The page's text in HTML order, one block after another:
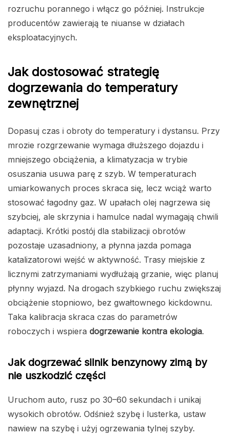
rozruchu porannego i włącz go później. Instrukcje
producentów zawierają te niuanse w działach
eksploatacyjnych.
Jak dostosować strategię
dogrzewania do temperatury
zewnętrznej
Dopasuj czas i obroty do temperatury i dystansu. Przy
mrozie rozgrzewanie wymaga dłuższego dojazdu i
mniejszego obciążenia, a klimatyzacja w trybie
osuszania usuwa parę z szyb. W temperaturach
umiarkowanych proces skraca się, lecz wciąż warto
stosować łagodny gaz. W upałach olej nagrzewa się
szybciej, ale skrzynia i hamulce nadal wymagają chwili
adaptacji. Krótki postój dla stabilizacji obrotów
pozostaje uzasadniony, a płynna jazda pomaga
katalizatorowi wejść w aktywność. Trasy miejskie z
licznymi zatrzymaniami wydłużają grzanie, więc planuj
płynny wyjazd. Na drogach szybkiego ruchu zwiększaj
obciążenie stopniowo, bez gwałtownego kickdownu.
Taka kalibracja skraca czas do parametrów
roboczych i wspiera dogrzewanie kontra ekologia.
Jak dogrzewać silnik benzynowy zimą by
nie uszkodzić części
Uruchom auto, rusz po 30–60 sekundach i unikaj
wysokich obrotów. Odśnież szybę i lusterka, ustaw
nawiew na szybę i użyj ogrzewania tylnej szyby.